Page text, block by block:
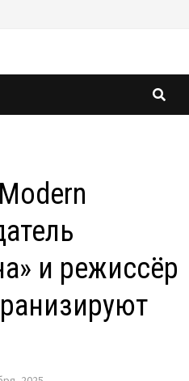
и режиссёр